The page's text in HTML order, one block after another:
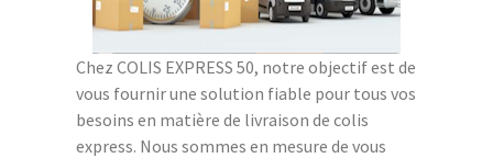
Chez COLIS EXPRESS 50, notre objectif est de
vous fournir une solution fiable pour tous vos
besoins en matière de livraison de colis
express. Nous sommes en mesure de vous